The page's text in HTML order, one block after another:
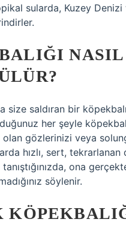
sularda, Kuzey Denizi
NASIL
size saldıran bir
her şeyle
olan gözlerinizi veya
hızlı, sert, tekrarlanan
tanıştığınızda, ona
söylenir.